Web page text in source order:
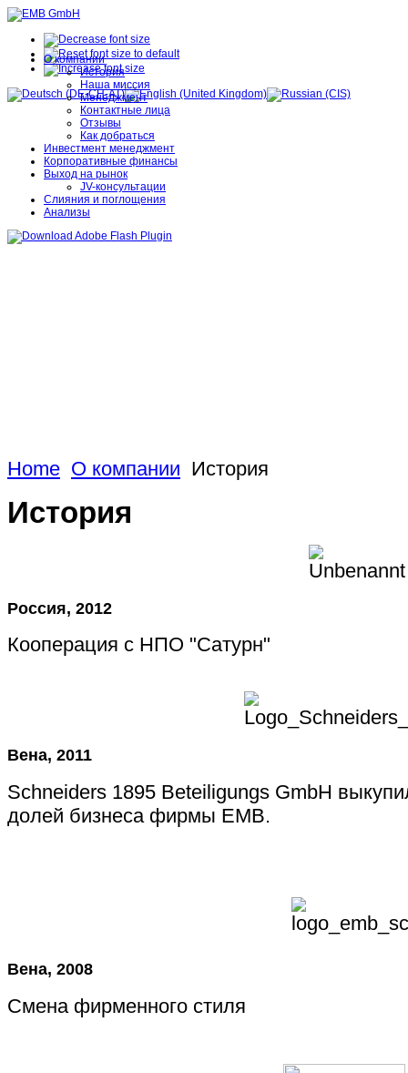
О компании
История
Наша миссия
Менеджмент
Контактные лица
Отзывы
Как добраться
Инвестмент менеджмент
Корпоративные финансы
Выход на рынок
JV-консультации
Слияния и поглощения
Анализы
Home О компании История
История
Россия, 2012
Кооперация с НПО "Сатурн"
Вена, 2011
Schneiders 1895 Beteiligungs GmbH
долей бизнеса фирмы EMB.
Вена, 2008
Смена фирменного стиля